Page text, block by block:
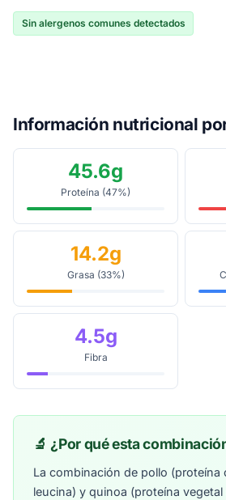
Sin alergenos comunes detectados
Información nutricional
45.6g
Proteína (47%)
14.2g
Grasa (33%)
4.5g
Fibra
🔬 ¿Por qué esta
La combinación de pollo (proteína
leucina) y quinoa (proteína